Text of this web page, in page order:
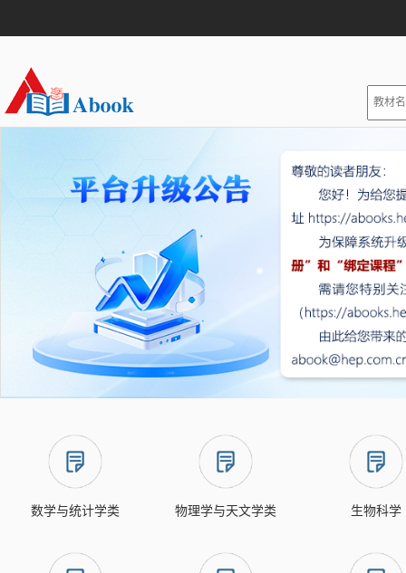
数学与统计学类 物理学与天文学类 生物科学